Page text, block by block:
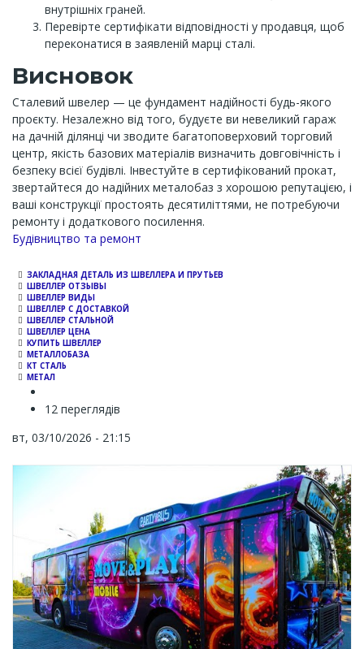
внутрішніх граней.
Перевірте сертифікати відповідності у продавця, щоб
переконатися в заявленій марці сталі.
Висновок
Сталевий швелер — це фундамент надійності будь-якого
проєкту. Незалежно від того, будуєте ви невеликий гараж
на дачній ділянці чи зводите багатоповерховий торговий
центр, якість базових матеріалів визначить довговічність і
безпеку всієї будівлі. Інвестуйте в сертифікований прокат,
звертайтеся до надійних металобаз з хорошою репутацією, і
ваші конструкції простоять десятиліттями, не потребуючи
ремонту і додаткового посилення.
Channel
Будівництво та ремонт
ЗАКЛАДНАЯ ДЕТАЛЬ ИЗ ШВЕЛЛЕРА И ПРУТЬЕВ
ШВЕЛЛЕР ОТЗЫВЫ
ШВЕЛЛЕР ВИДЫ
ШВЕЛЛЕР С ДОСТАВКОЙ
ШВЕЛЛЕР СТАЛЬНОЙ
ШВЕЛЛЕР ЦЕНА
КУПИТЬ ШВЕЛЛЕР
МЕТАЛЛОБАЗА
КТ СТАЛЬ
МЕТАЛ
12 переглядів
вт, 03/10/2026 - 21:15